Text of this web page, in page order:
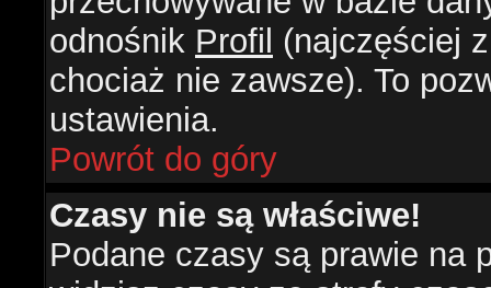
odnośnik Profil (najczęściej
chociaż nie zawsze). To
ustawienia.
Powrót do góry
Czasy nie są właściwe!
Podane czasy są prawie na